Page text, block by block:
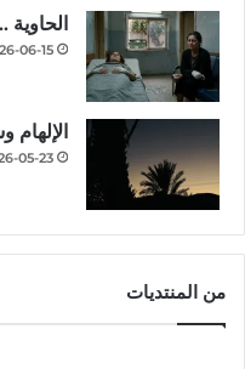
الحاوية ..
06-15
05-23
من المنتديات